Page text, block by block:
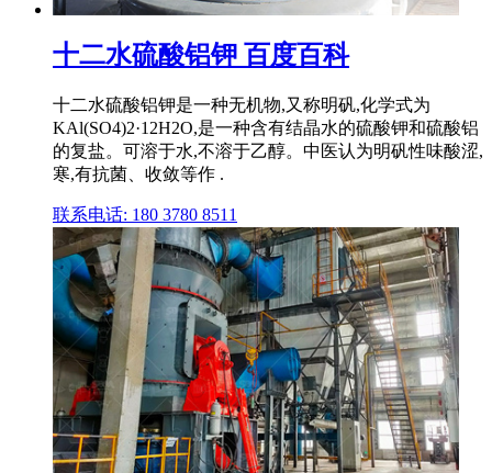
十二水硫酸铝钾 百度百科
十二水硫酸铝钾是一种无机物,又称明矾,化学式为
KAl(SO4)2·12H2O,是一种含有结晶水的硫酸钾和硫酸铝
的复盐。可溶于水,不溶于乙醇。中医认为明矾性味酸涩,
寒,有抗菌、收敛等作 .
联系电话: 180 3780 8511